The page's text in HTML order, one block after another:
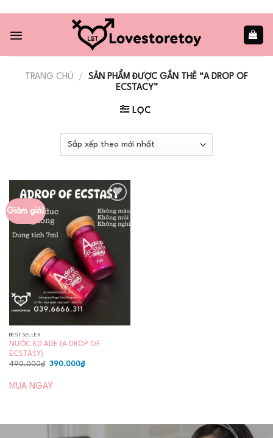
content
TRANG CHỦ /
SẢN PHẨM ĐƯỢC GẮN THẺ “A DROP OF
ECSTACY”
LỌC
Giảm giá!
BEST SELLER
NƯỚC KD ADE (A DROP OF
ECSTASY)
490.000₫
Giá
490.000₫.
390.000₫Giá
MUA NGAY